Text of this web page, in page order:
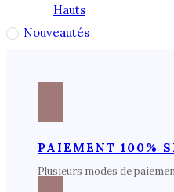
Hauts
Nouveautés
PAIEMENT 100%
Plusieurs modes de